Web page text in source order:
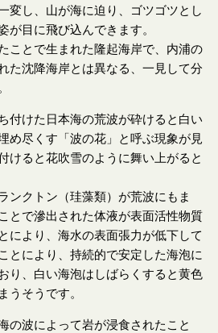
変し、山が海に迫り、ゴツゴツとし
が目に飛び込んできます。
ことで生まれた隆起海岸で、内浦の
た沈降海岸とは異なる、一見して分
付けた日本海の荒波が砕けると白い
め尽くす「波の花」と呼ぶ現象が見
けると花吹雪のように舞い上がると
ンクトン（珪藻類）が荒波にもま
とで滲出された体液が表面活性物質
により、海水の表面張力が低下して
とにより、持続的で安定した海泡に
り、白い海泡はしばらくすると黄色
うそうです。
の波によって岩が浸食されたこと